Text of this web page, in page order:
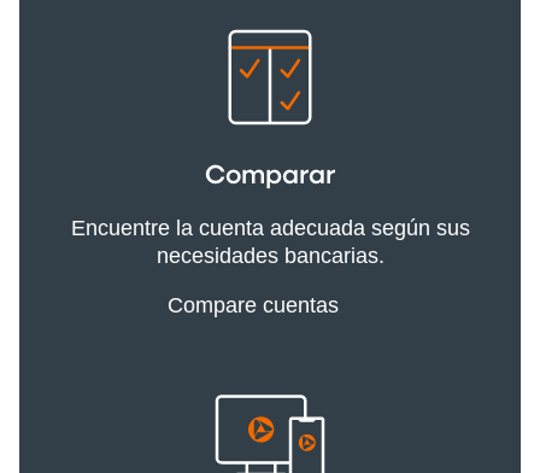
Comparar
Encuentre la cuenta adecuada según sus
necesidades bancarias.
Compare cuentas